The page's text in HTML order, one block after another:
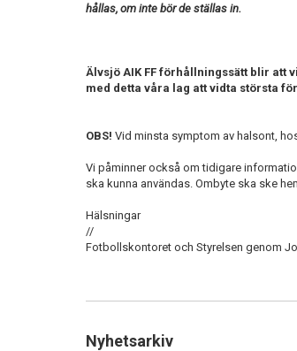
hållas, om inte bör de ställas in.
Älvsjö AIK FF förhållningssätt blir att
med detta våra lag att vidta största
OBS! Vid minsta symptom av halsont,
Vi påminner också om tidigare
ska kunna användas. Ombyte ska ske
Hälsningar
//
Fotbollskontoret och Styrelsen genom
Nyhetsarkiv